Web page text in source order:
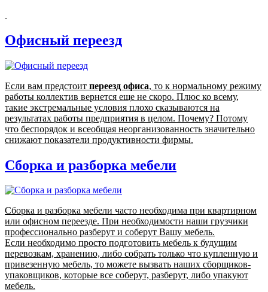
Офисный переезд
Если вам предстоит переезд офиса, то к нормальному режиму
работы коллектив вернется еще не скоро. Плюс ко всему,
такие экстремальные условия плохо сказываются на
результатах работы предприятия в целом. Почему? Потому
что беспорядок и всеобщая неорганизованность значительно
снижают показатели продуктивности фирмы.
Сборка и разборка мебели
Сборка и разборка мебели часто необходима при квартирном
или офисном переезде. При необходимости наши грузчики
профессионально разберут и соберут Вашу мебель.
Если необходимо просто подготовить мебель к будущим
перевозкам, хранению, либо собрать только что купленную и
привезенную мебель, то можете вызвать наших сборщиков-
упаковщиков, которые все соберут, разберут, либо упакуют
мебель.